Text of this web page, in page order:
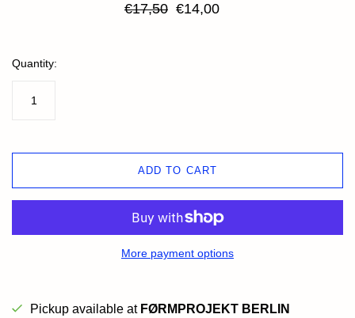
€17,50 €14,00
Quantity:
ADD TO CART
More payment options
Pickup available at FØRMPROJEKT BERLIN